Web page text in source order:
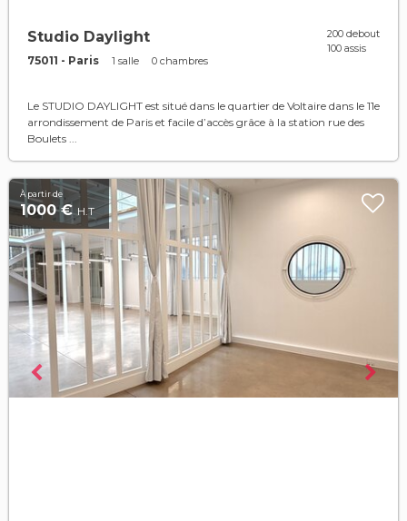
Studio Daylight
75011 - Paris 1 salle 0 chambres
200 debout
100 assis
Le STUDIO DAYLIGHT est situé dans le quartier de Voltaire dans le 11e
arrondissement de Paris et facile d’accès grâce à la station rue des
Boulets ...
À partir de
1000 €H.T